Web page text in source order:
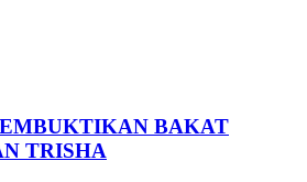
BAKAT
TRISHA